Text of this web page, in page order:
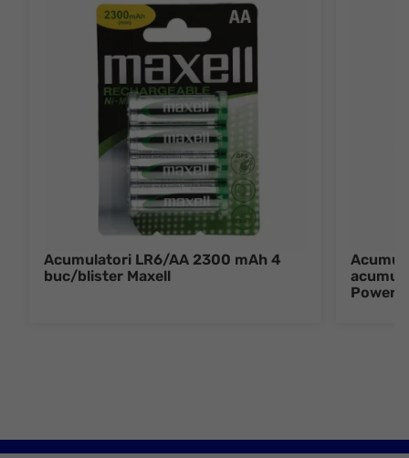
Acumulatori LR6/AA 2300 mAh 4
buc/blister Maxell
Power